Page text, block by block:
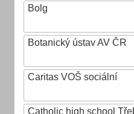
Bolg
Botanický ústav AV ČR
Caritas VOŠ sociální
Catholic high school